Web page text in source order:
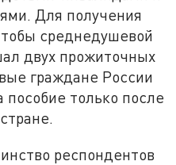
Для получения
среднедушевой
двух прожиточных
граждане России
пособие только после
респондентов